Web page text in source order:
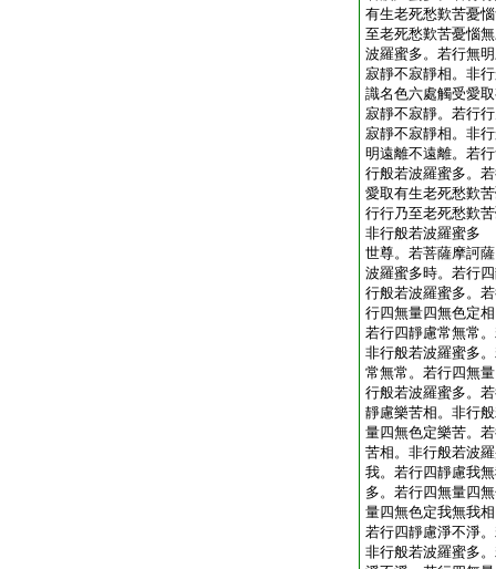
有生老死愁歎苦憂
至老死愁歎苦憂惱
波羅蜜多。若行無
寂靜不寂靜相。非
識名色六處觸受愛
寂靜不寂靜。若行
寂靜不寂靜相。非
明遠離不遠離。若
行般若波羅蜜多。
愛取有生老死愁歎
行行乃至老死愁歎
非行般若波羅蜜多
世尊。若菩薩摩訶
波羅蜜多時。若行
行般若波羅蜜多。
行四無量四無色定
若行四靜慮常無常
非行般若波羅蜜多
常無常。若行四無
行般若波羅蜜多。
靜慮樂苦相。非行
量四無色定樂苦。
苦相。非行般若波
我。若行四靜慮我
多。若行四無量四
量四無色定我無我
若行四靜慮淨不淨
非行般若波羅蜜多